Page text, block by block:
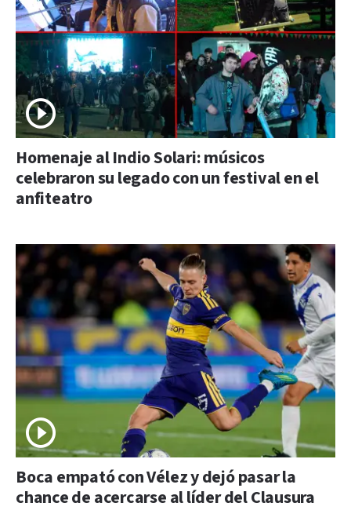
Homenaje al Indio Solari: músicos
celebraron su legado con un festival en el
anfiteatro
Boca empató con Vélez y dejó pasar la
chance de acercarse al líder del Clausura